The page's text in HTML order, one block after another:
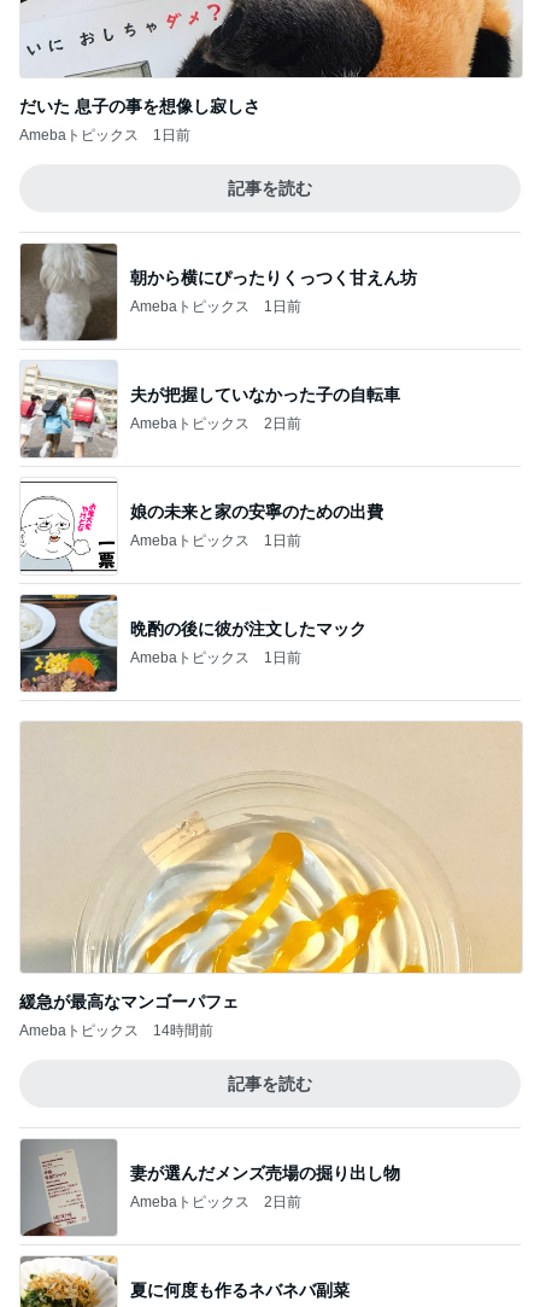
だいた 息子の事を想像し寂しさ
Amebaトピックス 1日前
記事を読む
朝から横にぴったりくっつく甘えん坊
Amebaトピックス 1日前
夫が把握していなかった子の自転車
Amebaトピックス 2日前
娘の未来と家の安寧のための出費
Amebaトピックス 1日前
晩酌の後に彼が注文したマック
Amebaトピックス 1日前
緩急が最高なマンゴーパフェ
Amebaトピックス 14時間前
記事を読む
妻が選んだメンズ売場の掘り出し物
Amebaトピックス 2日前
夏に何度も作るネバネバ副菜